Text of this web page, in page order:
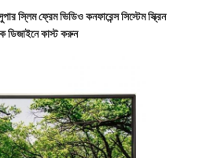
স্লিম ফ্রেম ভিডিও কনফারেন্স সিস্টেম স্ক্রিন
ডিজাইনে কাস্ট করুন